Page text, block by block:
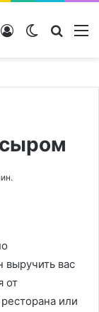
Switch skin
Войти
выручить вас
от
или